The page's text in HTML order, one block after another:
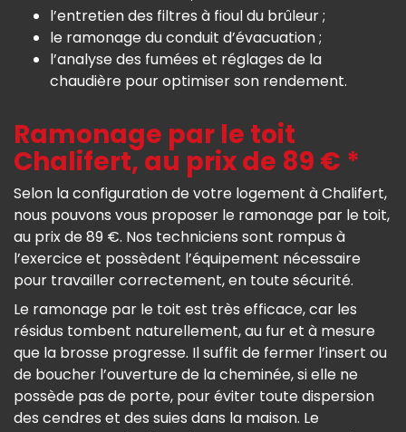
l’entretien des filtres à fioul du brûleur ;
le ramonage du conduit d’évacuation ;
l’analyse des fumées et réglages de la
chaudière pour optimiser son rendement.
Ramonage par le toit
Chalifert, au prix de 89 € *
Selon la configuration de votre logement à Chalifert,
nous pouvons vous proposer le ramonage par le toit,
au prix de 89 €. Nos techniciens sont rompus à
l’exercice et possèdent l’équipement nécessaire
pour travailler correctement, en toute sécurité.
Le ramonage par le toit est très efficace, car les
résidus tombent naturellement, au fur et à mesure
que la brosse progresse. Il suffit de fermer l’insert ou
de boucher l’ouverture de la cheminée, si elle ne
possède pas de porte, pour éviter toute dispersion
des cendres et des suies dans la maison. Le